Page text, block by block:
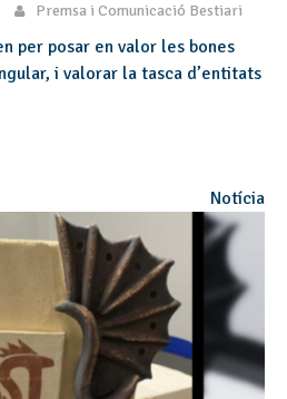
Premsa i Comunicació Bestiari
per posar en valor les bones
i valorar la tasca d’entitats
Notícia